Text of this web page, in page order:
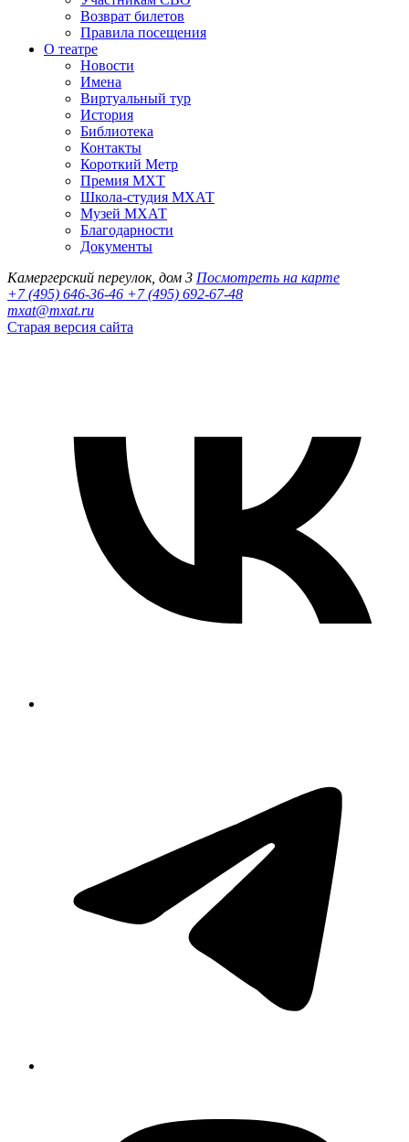
Возврат билетов
Правила посещения
О театре
Новости
Имена
Виртуальный тур
История
Библиотека
Контакты
Короткий Метр
Премия МХТ
Школа-студия МХАТ
Музей МХАТ
Благодарности
Документы
Камергерский переулок, дом 3 Посмотреть на карте
+7 (495) 646-36-46 +7 (495) 692-67-48‬
mxat@mxat.ru
Старая версия сайта